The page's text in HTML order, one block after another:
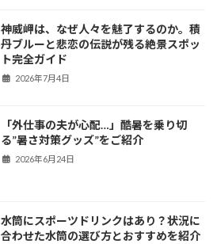
神威岬は、なぜ人々を魅了するのか。積
丹ブルーと悲恋の伝説が残る絶景スポッ
ト完全ガイド
2026年7月4日
「外仕事の夫が心配…」酷暑を乗り切
る”暑さ対策グッズ”をご紹介
2026年6月24日
水筒にスポーツドリンクはあり？状況に
合わせた水筒の選び方とおすすめを紹介